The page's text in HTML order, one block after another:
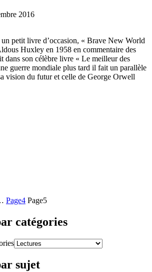
2016
un petit livre d’occasion, « Brave New World
Huxley en 1958 en commentaire des
dans son célèbre livre « Le meilleur des
guerre mondiale plus tard il fait un parallèle
vision du futur et celle de George Orwell
Page4 Page5
catégories
sujet